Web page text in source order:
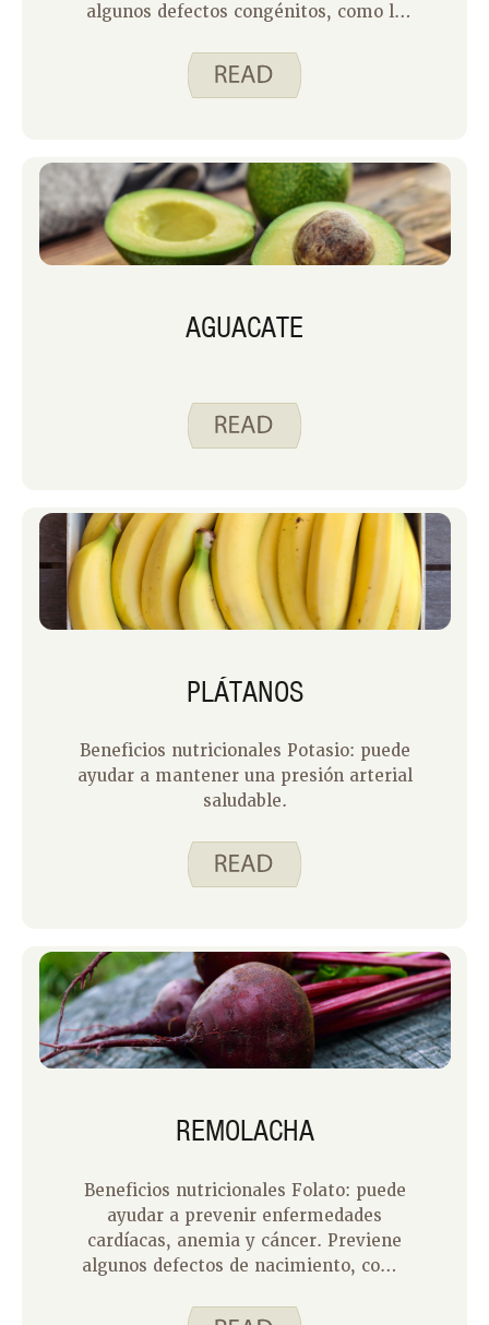
algunos defectos congénitos, como la
AGUACATE
PLÁTANOS
Beneficios nutricionales Potasio: puede
ayudar a mantener una presión arterial
saludable.
REMOLACHA
Beneficios nutricionales Folato: puede
ayudar a prevenir enfermedades
cardíacas, anemia y cáncer. Previene
algunos defectos de nacimiento, como